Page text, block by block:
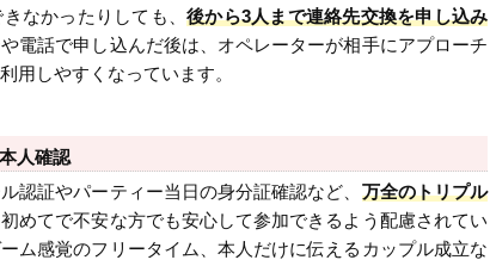
なかったりしても、 後から3人まで連絡先交換を申し込み
電話で申し込んだ後は、オペレーターが相手にアプローチ
用しやすくなっています。
人確認
認証やパーティー当日の身分証確認など、 万全のトリプル
めてで不安な方でも安心して参加できるよう配慮されてい
ム感覚のフリータイム、本人だけに伝えるカップル成立な